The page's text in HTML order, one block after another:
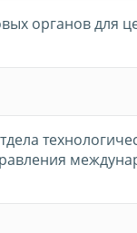
органов для